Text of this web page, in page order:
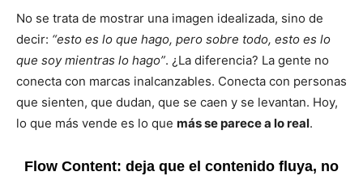
No se trata de mostrar una imagen idealizada, sino de
decir: “esto es lo que hago, pero sobre todo, esto es lo
que soy mientras lo hago”. ¿La diferencia? La gente no
conecta con marcas inalcanzables. Conecta con personas
que sienten, que dudan, que se caen y se levantan. Hoy,
lo que más vende es lo que más se parece a lo real.
Flow Content: deja que el contenido fluya, no